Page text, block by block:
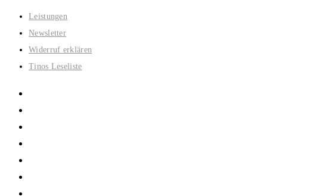
Zum
Inhalt
springen
Leistungen
Newsletter
Widerruf erklären
Tinos Leseliste